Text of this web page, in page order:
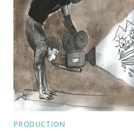
PRODUCTION